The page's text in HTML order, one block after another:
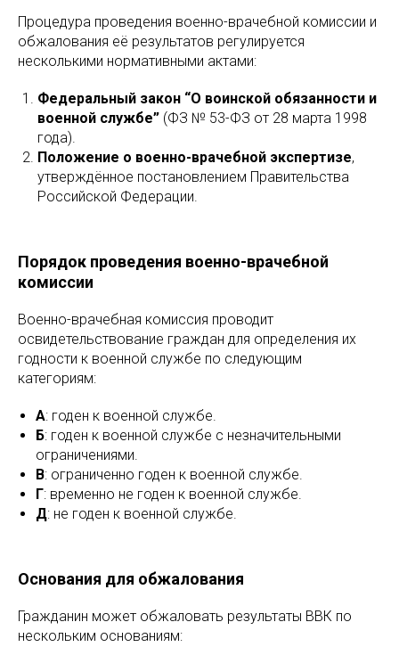
Процедура проведения военно-врачебной комиссии и
обжалования её результатов регулируется
несколькими нормативными актами:
Федеральный закон “О воинской обязанности и
военной службе” (ФЗ № 53-ФЗ от 28 марта 1998
года).
Положение о военно-врачебной экспертизе,
утверждённое постановлением Правительства
Российской Федерации.
Порядок проведения военно-врачебной
комиссии
Военно-врачебная комиссия проводит
освидетельствование граждан для определения их
годности к военной службе по следующим
категориям:
А: годен к военной службе.
Б: годен к военной службе с незначительными
ограничениями.
В: ограниченно годен к военной службе.
Г: временно не годен к военной службе.
Д: не годен к военной службе.
Основания для обжалования
Гражданин может обжаловать результаты ВВК по
нескольким основаниям: